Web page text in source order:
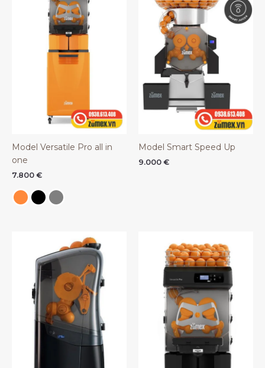
Model Versatile Pro all in
one
7.800 €
Model Smart Speed Up
9.000 €